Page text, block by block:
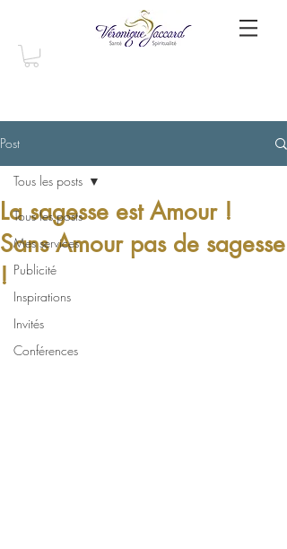
Post
Tous les posts
Mes services
Publicité
Inspirations
Invités
Conférences
Tous les posts
La sagesse est Amour !
Sans Amour pas de sagesse
!